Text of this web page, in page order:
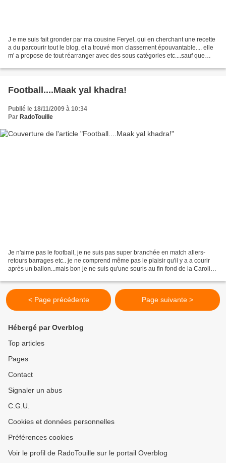
J e me suis fait gronder par ma cousine Feryel, qui en cherchant une recette
a du parcourir tout le blog, et a trouvé mon classement épouvantable.... elle
m' a propose de tout réarranger avec des sous catégories etc....sauf que
Football....Maak yal khadra!
Publié le 18/11/2009 à 10:34
Par RadoTouille
Je n'aime pas le football, je ne suis pas super branchée en match allers-
retours barrages etc.. je ne comprend même pas le plaisir qu'il y a a courir
après un ballon...mais bon je ne suis qu'une souris au fin fond de la Caroline
< Page précédente Page suivante >
Hébergé par Overblog
Top articles
Pages
Contact
Signaler un abus
C.G.U.
Cookies et données personnelles
Préférences cookies
Voir le profil de RadoTouille sur le portail Overblog